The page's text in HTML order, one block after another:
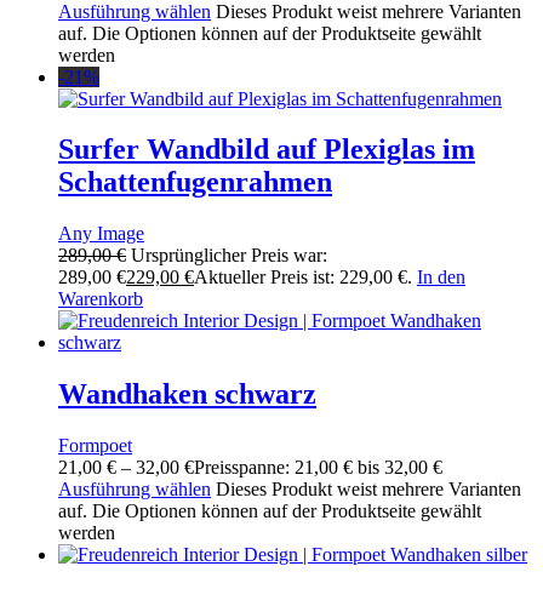
Ausführung wählen Dieses Produkt weist mehrere Varianten
auf. Die Optionen können auf der Produktseite gewählt
werden
-21%
Surfer Wandbild auf Plexiglas im
Schattenfugenrahmen
Any Image
289,00€ Ursprünglicher Preis war:
289,00 €229,00 €Aktueller Preis ist: 229,00 €. In den
Warenkorb
Wandhaken schwarz
Formpoet
21,00 € – 32,00 €Preisspanne: 21,00 € bis 32,00 €
Ausführung wählen Dieses Produkt weist mehrere Varianten
auf. Die Optionen können auf der Produktseite gewählt
werden